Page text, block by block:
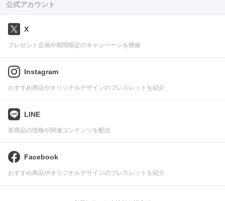
公式アカウント
X
プレゼント企画や期間限定のキャンペーンを開催
Instagram
おすすめ商品やオリジナルデザインのブレスレットを紹介
LINE
新商品の情報や関連コンテンツを配信
Facebook
おすすめ商品やオリジナルデザインのブレスレットを紹介